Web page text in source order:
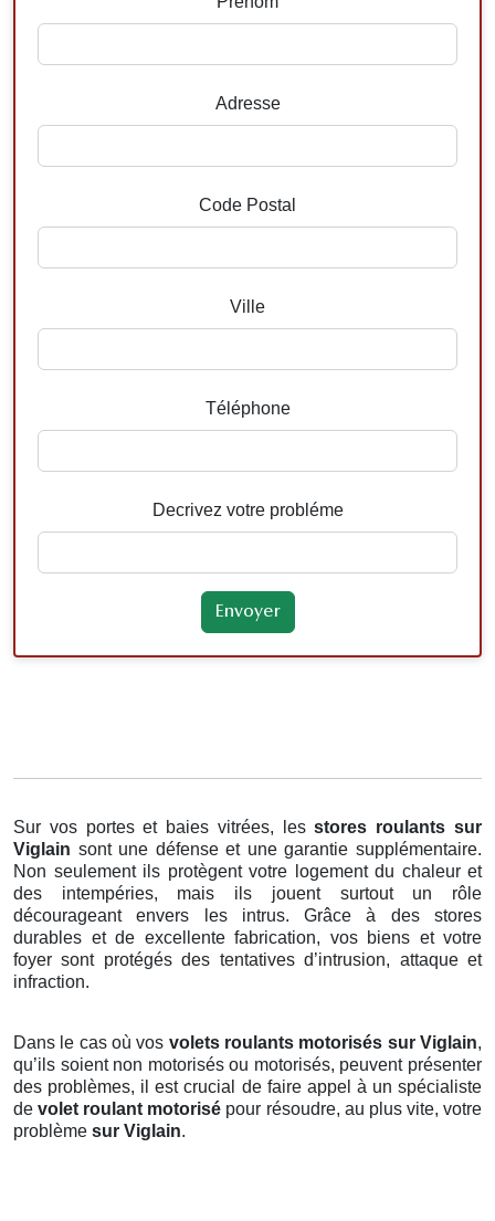
Adresse
Code Postal
Ville
Téléphone
Decrivez votre probléme
Sur vos portes et baies vitrées, lesstores roulants sur
Viglain sont une défense et une garantie supplémentaire.
Non seulement ils protègent votre logement du chaleur et
des intempéries, mais ils jouent surtout un rôle
décourageant envers les intrus. Grâce à des stores
durables et de excellente fabrication, vos biens et votre
foyer sont protégés des tentatives d’intrusion, attaque et
infraction.
Dans le cas où vos volets roulants motorisés sur Viglain,
qu’ils soient non motorisés ou motorisés, peuvent présenter
des problèmes, il est crucial de faire appel à un spécialiste
devolet roulant motorisé pour résoudre, au plus vite, votre
problème sur Viglain.